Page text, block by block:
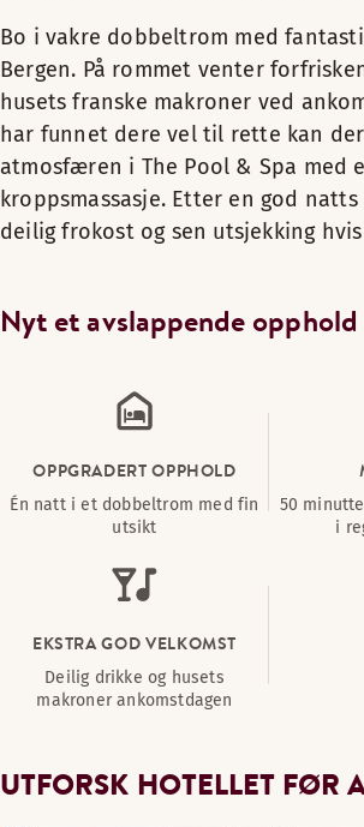
Bo i vakre dobbeltrom med
Bergen. På rommet venter
husets franske makroner ved
har funnet dere vel til rette kan
atmosfæren i The Pool & Spa med
kroppsmassasje. Etter en god
deilig frokost og sen utsjekking
Nyt et avslappende
OPPGRADERT OPPHOLD
Én natt i et dobbeltrom med fin
utsikt
50
i
EKSTRA GOD VELKOMST
Deilig drikke og husets
makroner ankomstdagen
UTFORSK HOTELLET FØR